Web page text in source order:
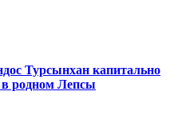
Турсынхан капитально
в родном Лепсы